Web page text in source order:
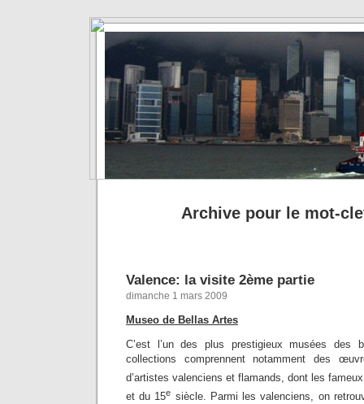
Archive pour le mot-
Valence: la visite 2ème partie
dimanche 1 mars 2009
Museo de Bellas Artes
C’est l’un des plus prestigieux musées des
collections comprennent notamment des
d’artistes valenciens et flamands, dont les
et du 15e siècle. Parmi les valenciens, on